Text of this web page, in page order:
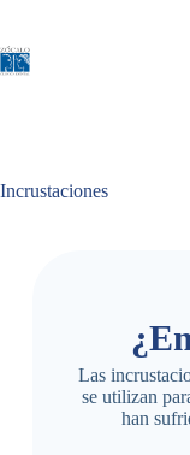
Incrustaciones
Las
se utilizan
han